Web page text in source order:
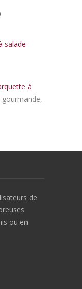
salade
à
gourmande,
de
ou en